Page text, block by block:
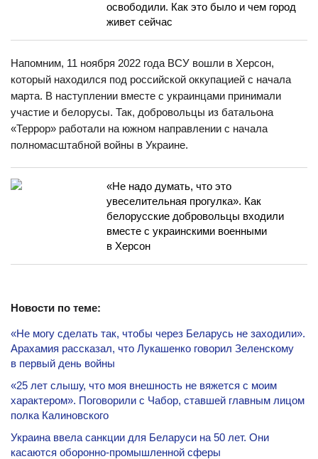
освободили. Как это было и чем город
живет сейчас
Напомним, 11 ноября 2022 года ВСУ вошли в Херсон,
который находился под российской оккупацией с начала
марта. В наступлении вместе с украинцами принимали
участие и белорусы. Так, добровольцы из батальона
«Террор» работали на южном направлении с начала
полномасштабной войны в Украине.
«Не надо думать, что это
увеселительная прогулка». Как
белорусские добровольцы входили
вместе с украинскими военными
в Херсон
Новости по теме:
«Не могу сделать так, чтобы через Беларусь не заходили».
Арахамия рассказал, что Лукашенко говорил Зеленскому
в первый день войны
«25 лет слышу, что моя внешность не вяжется с моим
характером». Поговорили с Чабор, ставшей главным лицом
полка Калиновского
Украина ввела санкции для Беларуси на 50 лет. Они
касаются оборонно-промышленной сферы